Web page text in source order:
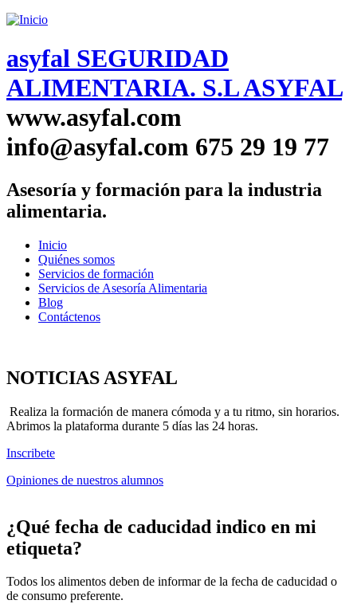
Saltar menu
asyfal SEGURIDAD
ALIMENTARIA. S.LASYFAL
www.asyfal.com
info@asyfal.com 675 29 19 77
Asesoría y formación para la industria
alimentaria.
Menú principal
Inicio
Quiénes somos
Servicios de formación
Servicios de Asesoría Alimentaria
Blog
Contáctenos
NOTICIAS ASYFAL
Realiza la formación de manera cómoda y a tu ritmo, sin horarios.
Abrimos la plataforma durante 5 días las 24 horas.
Inscribete
Opiniones de nuestros alumnos
¿Qué fecha de caducidad indico en mi
etiqueta?
Todos los alimentos deben de informar de la fecha de caducidad o
de consumo preferente.